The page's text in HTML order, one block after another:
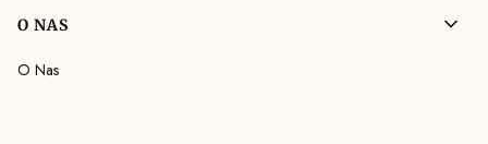
O NAS
O Nas